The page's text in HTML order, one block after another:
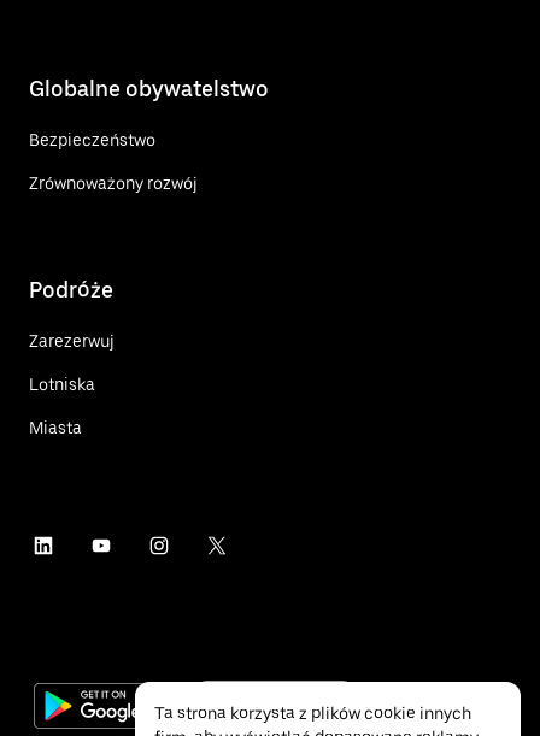
Globalne obywatelstwo
Bezpieczeństwo
Zrównoważony rozwój
Podróże
Zarezerwuj
Lotniska
Miasta
Ta strona korzysta z plików cookie innych